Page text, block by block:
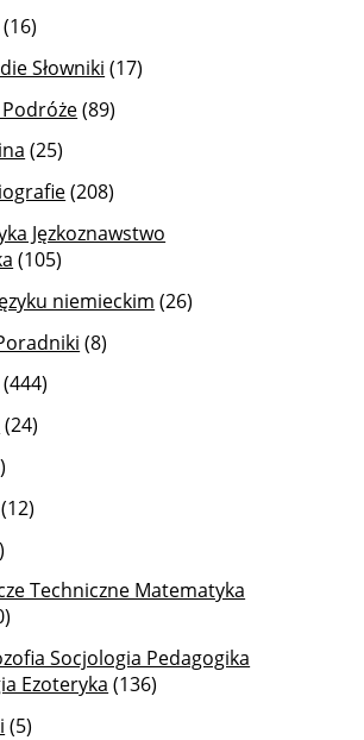
(16)
Słowniki (17)
(89)
(25)
(208)
Jęzkoznawstwo
(105)
niemieckim (26)
(8)
(444)
(24)
(12)
Techniczne Matematyka
Socjologia Pedagogika
Ezoteryka (136)
(5)